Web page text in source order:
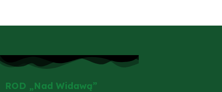
ROD „Nad Widawą”